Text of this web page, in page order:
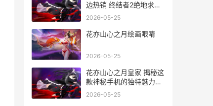
边热销 终结者2绝地求生
周边产品价格大揭秘
2026-05-25
花亦山心之月绘画眼睛
2026-05-25
花亦山心之月皇家 揭秘这
款神秘手机的独特魅力与
价格解析
2026-05-25